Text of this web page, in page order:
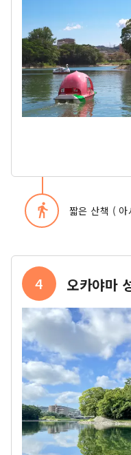
directions_walk 짧은 산책 ( 아
4 오카야마